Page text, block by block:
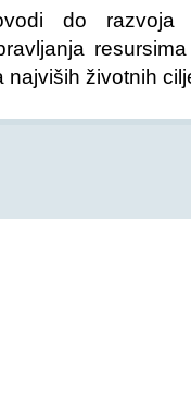
do razvoja
najviših životnih